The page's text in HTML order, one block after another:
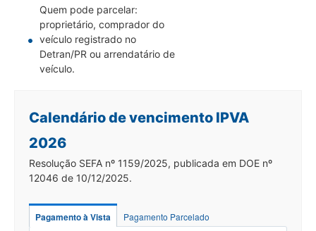
Quem pode parcelar:
proprietário, comprador do
veículo registrado no
Detran/PR ou arrendatário de
veículo.
Calendário de vencimento IPVA
2026
Resolução SEFA nº 1159/2025, publicada em DOE nº
12046 de 10/12/2025.
Pagamento à Vista Pagamento Parcelado